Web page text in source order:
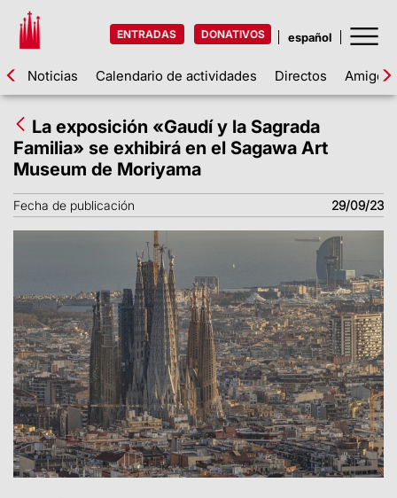
ENTRADAS DONATIVOS
Noticias Calendario de actividades Directos Amigos
La exposición «Gaudí y la Sagrada
Familia» se exhibirá en el Sagawa Art
Museum de Moriyama
Fecha de publicación 29/09/23